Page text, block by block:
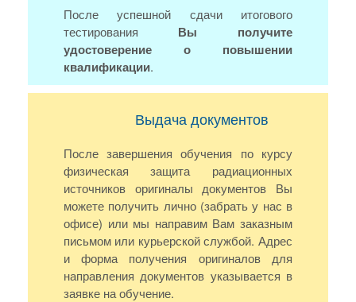
После успешной сдачи итогового
тестирования Вы получите
удостоверение о повышении
квалификации.
Выдача документов
После завершения обучения по курсу
физическая защита радиационных
источников оригиналы документов Вы
можете получить лично (забрать у нас в
офисе) или мы направим Вам заказным
письмом или курьерской службой. Адрес
и форма получения оригиналов для
направления документов указывается в
заявке на обучение.